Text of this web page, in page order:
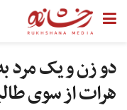
دو زن و یک مرد
هرات از سوی